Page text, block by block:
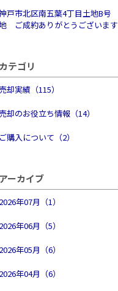
戸市北区南五葉4丁目土地B号
ご成約ありがとうございます
カテゴリ
却実績（115）
却のお役立ち情報（14）
ご購入について（2）
アーカイブ
2026年07月（1）
2026年06月（5）
2026年05月（6）
2026年04月（6）